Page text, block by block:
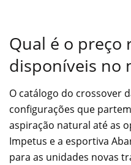
Qual é o preço
disponíveis no
O catálogo do crossover
configurações que
aspiração natural até as
Impetus e a esportiva
para as unidades novas